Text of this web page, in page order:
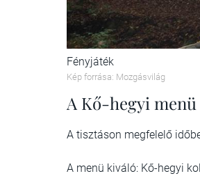
Fényjáték
Kép forrása: Mozgásvilág
A Kő-hegyi menü
A tisztáson megfelelő
A menü kiváló: Kő-hegyi